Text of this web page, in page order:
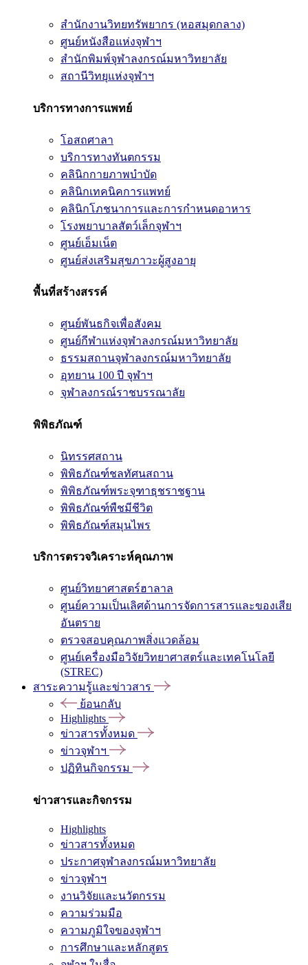
สำนักงานวิทยทรัพยากร (หอสมุดกลาง)
ศูนย์หนังสือแห่งจุฬาฯ
สำนักพิมพ์จุฬาลงกรณ์มหาวิทยาลัย
สถานีวิทยุแห่งจุฬาฯ
บริการทางการแพทย์
โอสถศาลา
บริการทางทันตกรรม
คลินิกกายภาพบำบัด
คลินิกเทคนิคการแพทย์
คลินิกโภชนาการและการกำหนดอาหาร
โรงพยาบาลสัตว์เล็กจุฬาฯ
ศูนย์เอ็มเน็ต
ศูนย์ส่งเสริมสุขภาวะผู้สูงอายุ
พื้นที่สร้างสรรค์
ศูนย์พันธกิจเพื่อสังคม
ศูนย์กีฬาแห่งจุฬาลงกรณ์มหาวิทยาลัย
ธรรมสถานจุฬาลงกรณ์มหาวิทยาลัย
อุทยาน 100 ปี จุฬาฯ
จุฬาลงกรณ์ราชบรรณาลัย
พิพิธภัณฑ์
นิทรรศสถาน
พิพิธภัณฑ์ชลทัศนสถาน
พิพิธภัณฑ์พระจุฑาธุชราชฐาน
พิพิธภัณฑ์พืชมีชีวิต
พิพิธภัณฑ์สมุนไพร
บริการตรวจวิเคราะห์คุณภาพ
ศูนย์วิทยาศาสตร์ฮาลาล
ศูนย์ความเป็นเลิศด้านการจัดการสารและของเสีย
อันตราย
ตรวจสอบคุณภาพสิ่งแวดล้อม
ศูนย์เครื่องมือวิจัยวิทยาศาสตร์และเทคโนโลยี
(STREC)
สาระความรู้และข่าวสาร
ย้อนกลับ
Highlights
ข่าวสารทั้งหมด
ข่าวจุฬาฯ
ปฏิทินกิจกรรม
ข่าวสารและกิจกรรม
Highlights
ข่าวสารทั้งหมด
ประกาศจุฬาลงกรณ์มหาวิทยาลัย
ข่าวจุฬาฯ
งานวิจัยและนวัตกรรม
ความร่วมมือ
ความภูมิใจของจุฬาฯ
การศึกษาและหลักสูตร